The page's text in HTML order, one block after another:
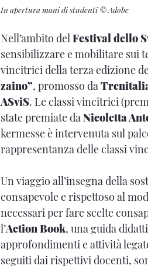
In apertura mani di studenti © Adobe
Nell’ambito delFestival dello
sensibilizzare e mobilitare sui
vincitrici della terza edizione
zaino”, promosso da
ASviS. Le classi vincitrici
state premiate daNicoletta
kermesse è intervenuta sul
rappresentanza delle classi
Un viaggio all’insegna della
consapevole e rispettoso al
necessari per fare scelte
l’Action Book, una guida
approfondimenti e attività
seguiti dai rispettivi docenti,